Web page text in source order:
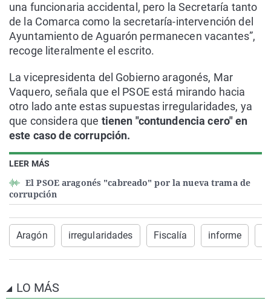
LEER MÁS
El PSOE aragonés "cabreado" por la nueva trama de
corrupción
una funcionaria accidental, pero la Secretaría tanto
de la Comarca como la secretaría-intervención del
Ayuntamiento de Aguarón permanecen vacantes”,
recoge literalmente el escrito.
La vicepresidenta del Gobierno aragonés, Mar
Vaquero, señala que el PSOE está mirando hacia
otro lado ante estas supuestas irregularidades, ya
que considera que tienen "contundencia cero" en
este caso de corrupción.
Aragón irregularidades Fiscalía informe
LO MÁS